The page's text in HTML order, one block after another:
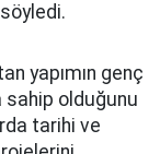
yapımın genç
sahip olduğunu
tarihi ve